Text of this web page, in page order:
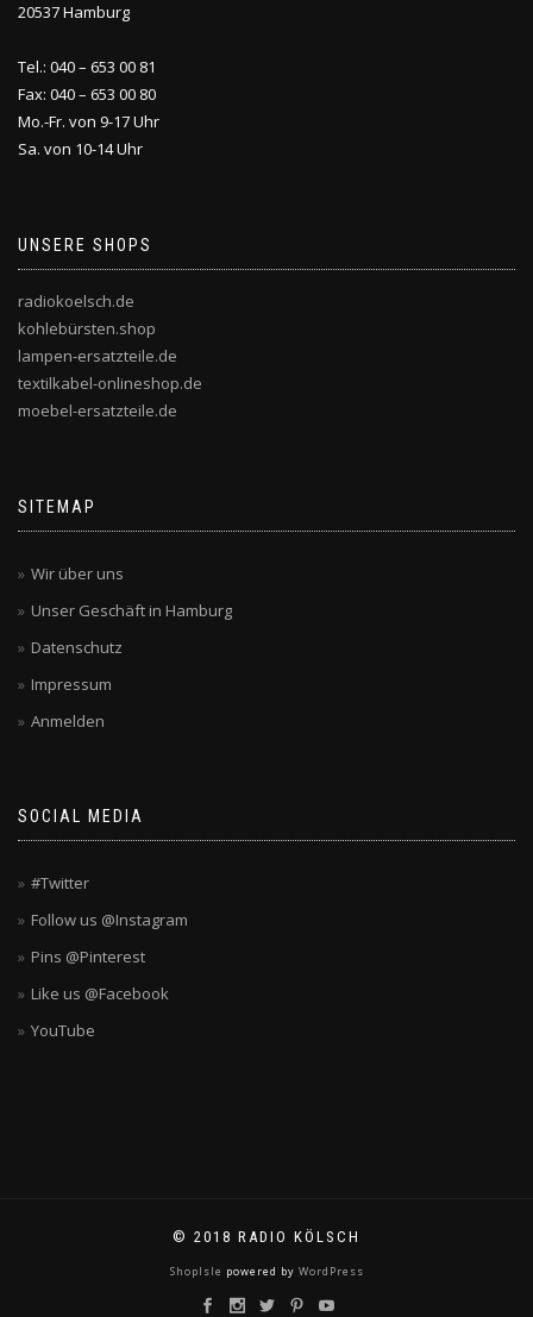
20537 Hamburg
Tel.: 040 – 653 00 81
Fax: 040 – 653 00 80
Mo.-Fr. von 9-17 Uhr
Sa. von 10-14 Uhr
UNSERE SHOPS
radiokoelsch.de
kohlebürsten.shop
lampen-ersatzteile.de
textilkabel-onlineshop.de
moebel-ersatzteile.de
SITEMAP
Wir über uns
Unser Geschäft in Hamburg
Datenschutz
Impressum
Anmelden
SOCIAL MEDIA
#Twitter
Follow us @Instagram
Pins @Pinterest
Like us @Facebook
YouTube
© 2018 RADIO KÖLSCH
ShopIsle powered by WordPress